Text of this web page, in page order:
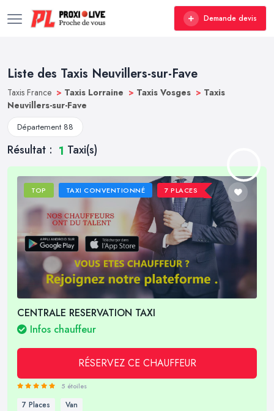
Demande devis
Liste des Taxis Neuvillers-sur-Fave
Taxis France > Taxis Lorraine > Taxis Vosges > Taxis
Neuvillers-sur-Fave
Département 88
Résultat : 1 Taxi(s)
TOP TAXI CONVENTIONNÉ 7 PLACES
CENTRALE RESERVATION TAXI
Infos chauffeur
RÉSERVEZ CE CHAUFFEUR
5 étoiles
7 Places Van